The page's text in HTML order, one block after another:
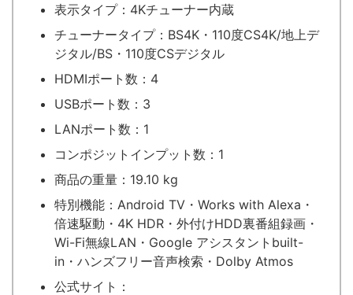
表示タイプ：4Kチューナー内蔵
チューナータイプ：BS4K・110度CS4K/地上デ
ジタル/BS・110度CSデジタル
HDMIポート数：4
USBポート数：3
LANポート数：1
コンポジットインプット数：1
商品の重量：19.10 kg
特別機能：Android TV・Works with Alexa・
倍速駆動・4K HDR・外付けHDD裏番組録画・
Wi-Fi無線LAN・Google アシスタントbuilt-
in・ハンズフリー音声検索・Dolby Atmos
公式サイト：